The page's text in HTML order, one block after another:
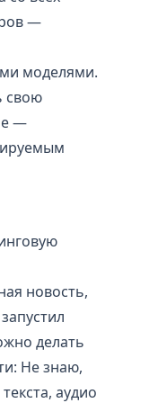
—
моделями.
свою
—
новость,
делать
Не знаю,
аудио